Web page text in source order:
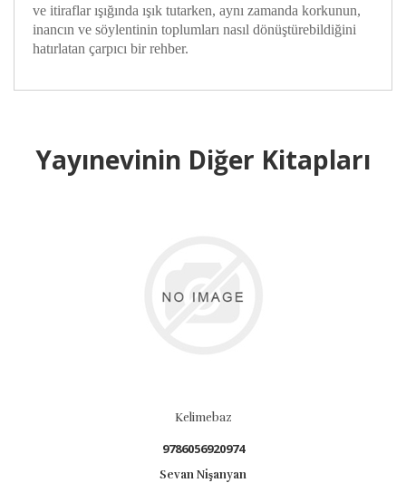
ve itiraflar ışığında ışık tutarken, aynı zamanda korkunun,
inancın ve söylentinin toplumları nasıl dönüştürebildiğini
hatırlatan çarpıcı bir rehber.
Yayınevinin Diğer Kitapları
Kelimebaz
9786056920974
Sevan Nişanyan